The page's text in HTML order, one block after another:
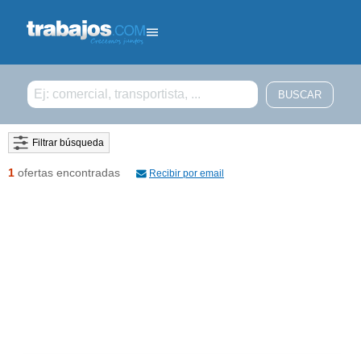
Filtrar búsqueda
1 ofertas encontradas Recibir por email